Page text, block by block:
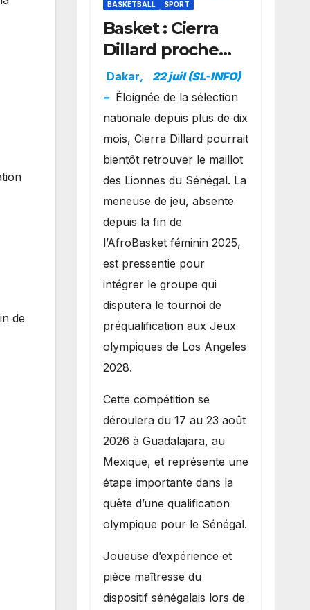
de
BASKETBALL SPORT
Basket : Cierra
Dillard proche
d’un grand
retour avec les
Lionnes ?
Dakar,
22 juil (SL-INFO)
– Éloignée de la sélection
nationale depuis plus de dix
mois, Cierra Dillard pourrait
bientôt retrouver le maillot
des Lionnes du Sénégal. La
meneuse de jeu, absente
depuis la fin de
l’AfroBasket féminin 2025,
est pressentie pour
intégrer le groupe qui
disputera le tournoi de
préqualification aux Jeux
olympiques de Los Angeles
2028.
Cette compétition se
déroulera du 17 au 23 août
2026 à Guadalajara, au
Mexique, et représente une
étape importante dans la
quête d’une qualification
olympique pour le Sénégal.
Joueuse d’expérience et
pièce maîtresse du
dispositif sénégalais lors de